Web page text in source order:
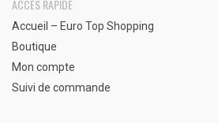
ACCÈS RAPIDE
Accueil – Euro Top Shopping
Boutique
Mon compte
Suivi de commande